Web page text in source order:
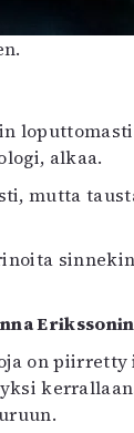
alkaa.
mutta
Erikssonin
on